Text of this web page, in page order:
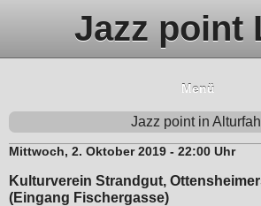
Jazz point
Menü
Jazz point in
Mittwoch, 2. Oktober 2019 - 22:00 Uhr
Kulturverein Strandgut,
(Eingang Fischergasse)